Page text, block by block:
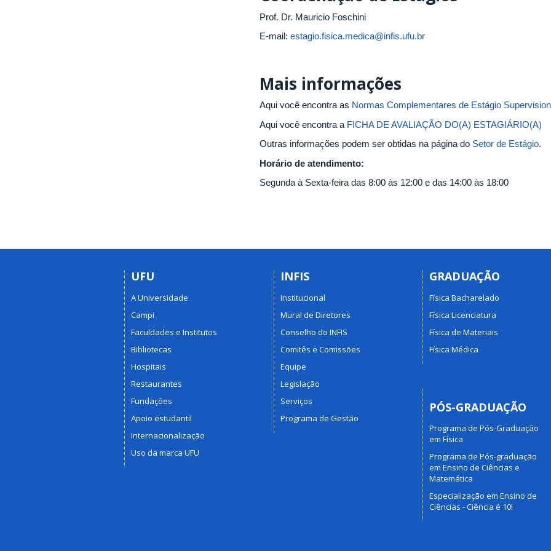
Prof. Dr. Mauricio Foschini
E-mail: estagio.fisica.medica@infis.ufu.br
Mais informações
Aqui você encontra as Normas Complementares de Estágio
Aqui você encontra a FICHA DE AVALIAÇÃO DO(A) ESTAGIÁRIO(A)
Outras informações podem ser obtidas na página do Setor de Estágio.
Horário de atendimento:
Segunda à Sexta-feira das 8:00 às 12:00 e das 14:00 às 18:00
UFU
A Universidade
Campi
Faculdades e Institutos
Bibliotecas
Hospitais
Restaurantes
Fundações
Apoio estudantil
Internacionalização
Uso da marca UFU
INFIS
Institucional
Mural de Diretores
Conselho do INFIS
Comitês e Comissões
Equipe
Legislação
Serviços
Programa de Gestão
GRADUAÇÃO
Física Bacharelado
Física Licenciatura
Física de Materiais
Física Médica
PÓS-GRADUAÇÃO
Programa de Pós-Graduação
em Física
Programa de Pós-graduação
em Ensino de Ciências e
Matemática
Especialização em Ensino de
Ciências - Ciência é 10!